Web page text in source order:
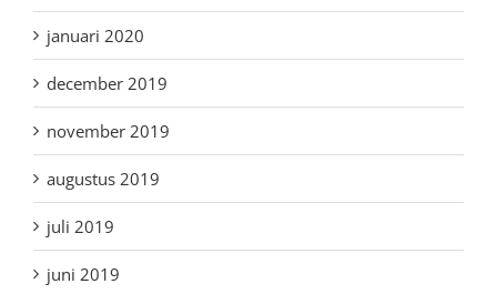
januari 2020
december 2019
november 2019
augustus 2019
juli 2019
juni 2019